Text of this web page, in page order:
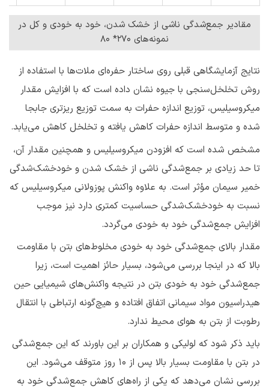
مقادیر جمع‌شدگی ناشی از خشک شدن، خود به خودی و کل در
نمونه‌های ۲۷۰* ۸۰
نتایج آزمایشگاهی قبلی روی ساختار حفره‌ای ملات‌ها با استفاده از
روش تخلخل‌سنجی با جیوه نشان داده است که با افزایش مقدار
میکروسیلیس، توزیع اندازه حفرات به سمت توزیع ریزتری جابجا
شده و متوسط اندازه حفرات کاهش یافته و تخلخل کاهش می‌یابد.
مشخص شده است که افزودن میکروسیلیس و همچنین مقدار آن،
تا حد زیادی بر جمع‌شدگی ناشی از خشک شدن و خودخشک‌شدگی
خمیر سیمان مؤثر است. به علاوه واکنش پوزولانی میکروسیلیس که
نسبت به خودخشک‌شدگی حساسیت کمتری دارد نیز موجب
افزایش جمع‌شدگی خود به خودی می‌گردد.
مقدار بالای جمع‌شدگی خود به خودی مخلوط‌های بتن با مقاومت
بالا که در اینجا بررسی می‌شود، بسیار حائز اهمیت است، زیرا
جمع‌شدگی خود به خودی بتن در نتیجه واکنش‌های شیمیایی حین
هیدراسیون مواد سیمانی اتفاق افتاده و هیچ‌گونه ارتباطی با انتقال
رطوبت از بتن به هوای محیط ندارد.
باید ذکر شود که لولیکی و همکاران بر این باورند که این جمع‌شدگی
در بتن با مقاومت بسیار بالا پس از ۱۰ روز متوقف می‌شود. این
بررسی نشان می‌دهد که یکی از راه‌های کاهش جمع‌شدگی خود به